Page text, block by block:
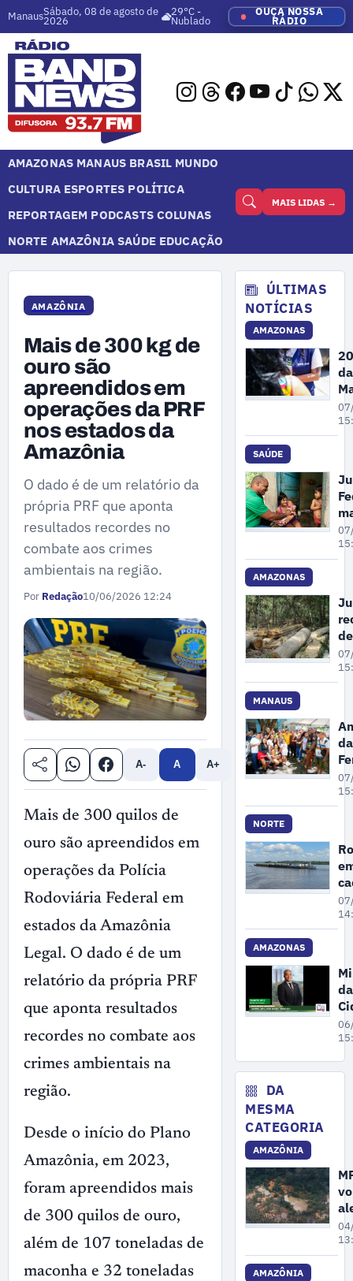
ManausSábado, 08 de agosto de
2026
29°C -
Nublado
OUÇA NOSSA
RÁDIO
AMAZONAS MANAUS BRASIL MUNDO
CULTURA ESPORTES POLÍTICA
REPORTAGEM PODCASTS COLUNAS
NORTE AMAZÔNIA SAÚDE EDUCAÇÃO
MAIS LIDAS →
AMAZÔNIA
Mais de 300 kg de
ouro são
apreendidos em
operações da PRF
nos estados da
Amazônia
O dado é de um relatório da
própria PRF que aponta
resultados recordes no
combate aos crimes
ambientais na região.
Por Redação10/06/2026 12:24
A- A A+
Mais de 300 quilos de
ouro são apreendidos em
operações da Polícia
Rodoviária Federal em
estados da Amazônia
Legal. O dado é de um
relatório da própria PRF
que aponta resultados
recordes no combate aos
crimes ambientais na
região.
Desde o início do Plano
Amazônia, em 2023,
foram apreendidos mais
de 300 quilos de ouro,
além de 107 toneladas de
maconha e 32 toneladas
ÚLTIMAS
NOTÍCIAS
AMAZONAS
de
SAÚDE
à
AMAZONAS
MANAUS
da
NORTE
AMAZONAS
DA
MESMA
CATEGORIA
AMAZÔNIA
AMAZÔNIA